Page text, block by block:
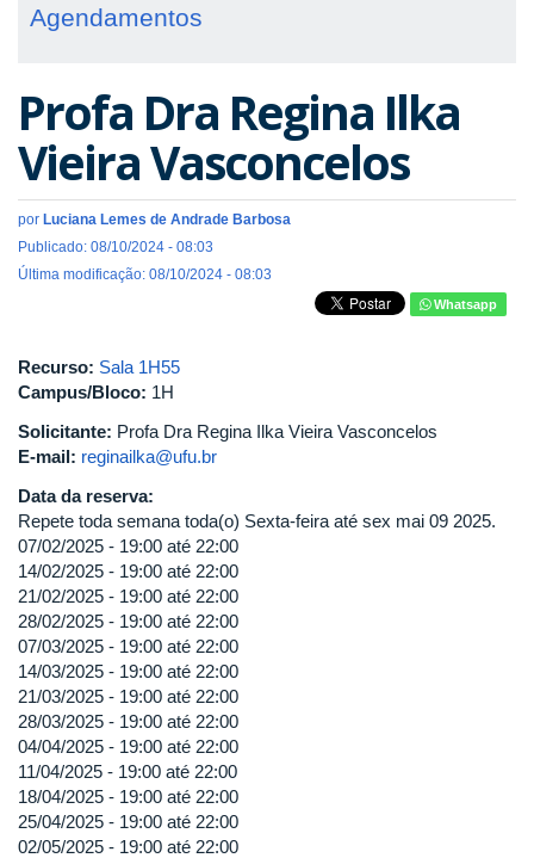
Agendamentos
Profa Dra Regina Ilka
Vieira Vasconcelos
por Luciana Lemes de Andrade Barbosa
Publicado: 08/10/2024 - 08:03
Última modificação: 08/10/2024 - 08:03
Whatsapp
Recurso: Sala 1H55
Campus/Bloco: 1H
Solicitante: Profa Dra Regina Ilka Vieira Vasconcelos
E-mail: reginailka@ufu.br
Data da reserva:
Repete toda semana toda(o) Sexta-feira até sex mai 09 2025.
07/02/2025 - 19:00 até 22:00
14/02/2025 - 19:00 até 22:00
21/02/2025 - 19:00 até 22:00
28/02/2025 - 19:00 até 22:00
07/03/2025 - 19:00 até 22:00
14/03/2025 - 19:00 até 22:00
21/03/2025 - 19:00 até 22:00
28/03/2025 - 19:00 até 22:00
04/04/2025 - 19:00 até 22:00
11/04/2025 - 19:00 até 22:00
18/04/2025 - 19:00 até 22:00
25/04/2025 - 19:00 até 22:00
02/05/2025 - 19:00 até 22:00